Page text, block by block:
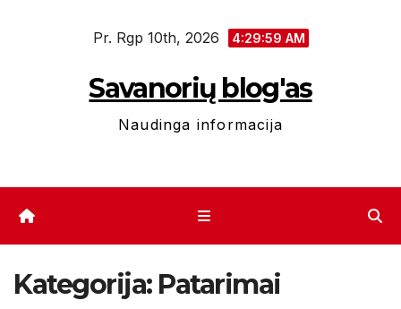
Pr. Rgp 10th, 2026 4:30:01 AM
Savanorių blog'as
Naudinga informacija
Kategorija: Patarimai